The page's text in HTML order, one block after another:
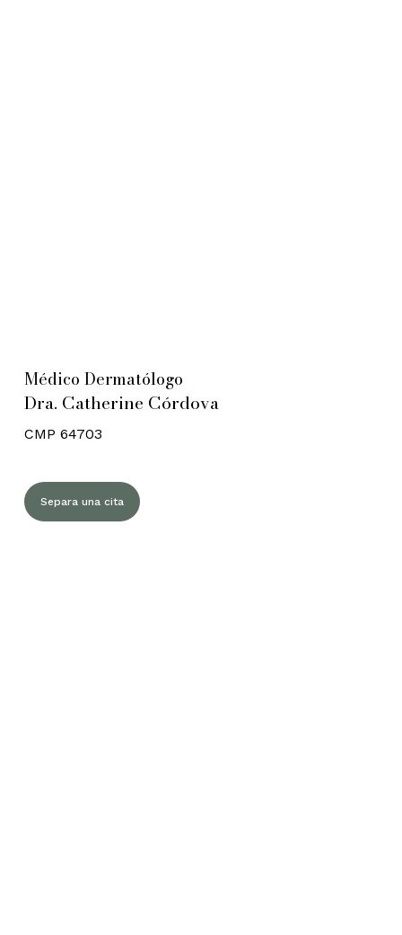
Médico Dermatólogo
Dra. Catherine Córdova
CMP 64703
Separa una cita